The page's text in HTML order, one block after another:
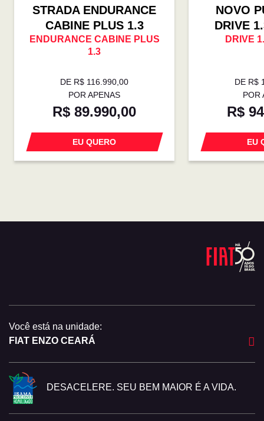
STRADA ENDURANCE
CABINE PLUS 1.3
ENDURANCE CABINE PLUS
1.3
DE R$ 116.990,00
POR APENAS
R$ 89.990,00
EU QUERO
NOVO
DRIVE
DRIVE
DE R$
POR
R$
EU
Você está na unidade:
FIAT ENZO CEARÁ
DESACELERE. SEU BEM MAIOR É A VIDA.